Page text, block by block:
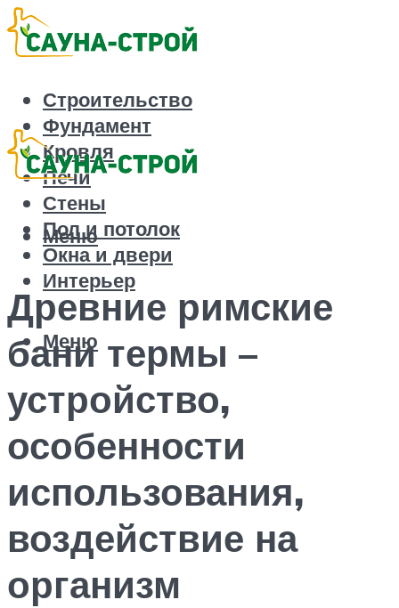
Строительство
Фундамент
Кровля
Печи
Стены
Пол и потолок
Окна и двери
Интерьер
Меню
Меню
Древние римские
бани термы –
устройство,
особенности
использования,
воздействие на
организм